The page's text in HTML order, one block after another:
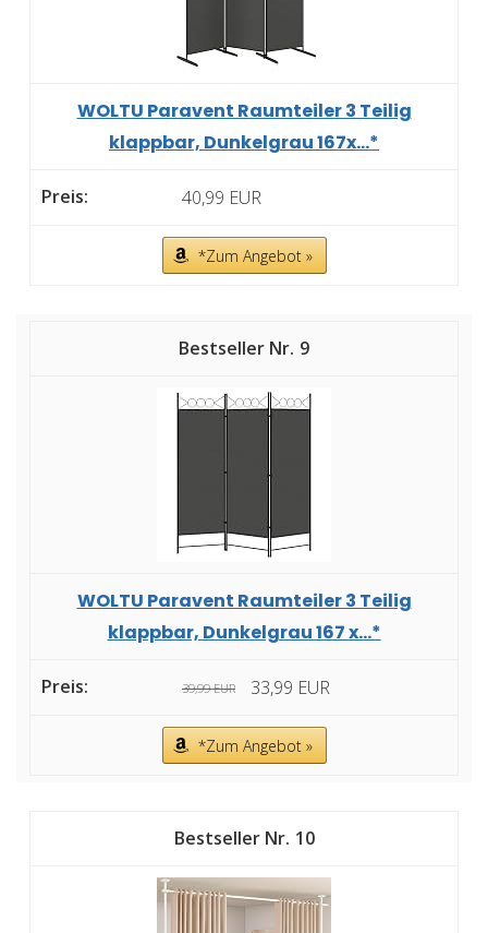
WOLTU Paravent Raumteiler 3 Teilig
klappbar, Dunkelgrau 167x...*
40,99 EUR
*Zum Angebot »
9
WOLTU Paravent Raumteiler 3 Teilig
klappbar, Dunkelgrau 167 x...*
39,99 EUR 33,99 EUR
*Zum Angebot »
10